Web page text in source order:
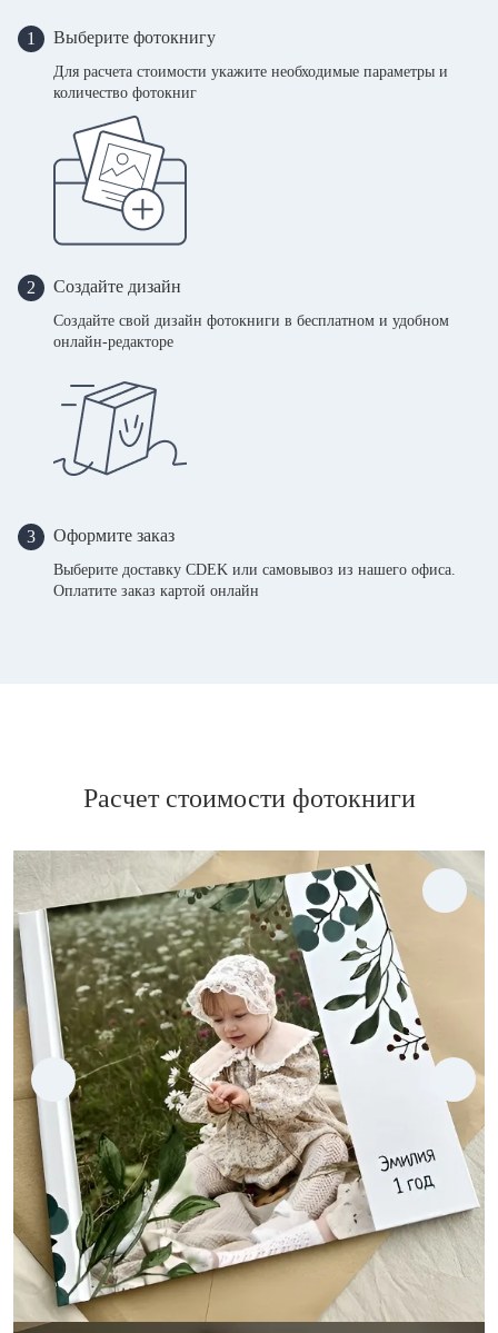
1 Выберите фотокнигу
Для расчета стоимости укажите необходимые параметры и
количество фотокниг
2 Создайте дизайн
Создайте свой дизайн фотокниги в бесплатном и удобном
онлайн-редакторе
3 Оформите заказ
Выберите доставку CDEK или самовывоз из нашего офиса.
Оплатите заказ картой онлайн
Расчет стоимости фотокниги